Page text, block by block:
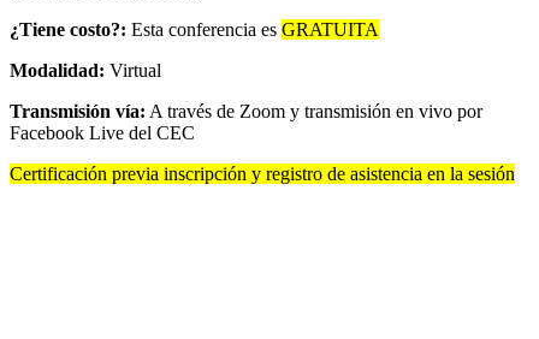
¿Tiene costo?: Esta conferencia es GRATUITA
Modalidad: Virtual
Transmisión vía: A través de Zoom y transmisión en vivo por
Facebook Live del CEC
Certificación previa inscripción y registro de asistencia en la sesión